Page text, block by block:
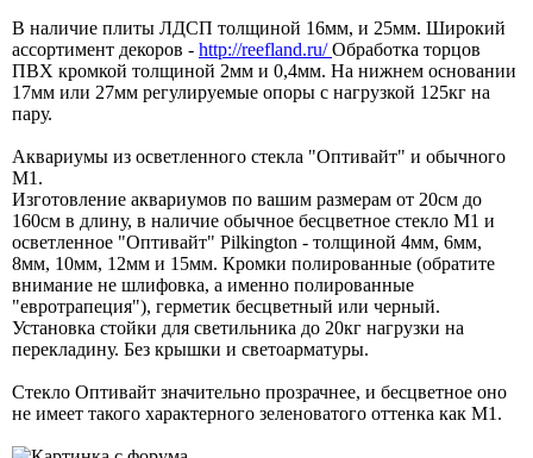
В наличие плиты ЛДСП толщиной 16мм, и 25мм. Широкий
ассортимент декоров - http://reefland.ru/Обработка торцов
ПВХ кромкой толщиной 2мм и 0,4мм. На нижнем основании
17мм или 27мм регулируемые опоры с нагрузкой 125кг на
пару.
Аквариумы из осветленного стекла "Оптивайт" и обычного
М1.
Изготовление аквариумов по вашим размерам от 20см до
160см в длину, в наличие обычное бесцветное стекло М1 и
осветленное "Оптивайт" Pilkington - толщиной 4мм, 6мм,
8мм, 10мм, 12мм и 15мм. Кромки полированные (обратите
внимание не шлифовка, а именно полированные
"евротрапеция"), герметик бесцветный или черный.
Установка стойки для светильника до 20кг нагрузки на
перекладину. Без крышки и светоарматуры.
Стекло Оптивайт значительно прозрачнее, и бесцветное оно
не имеет такого характерного зеленоватого оттенка как М1.